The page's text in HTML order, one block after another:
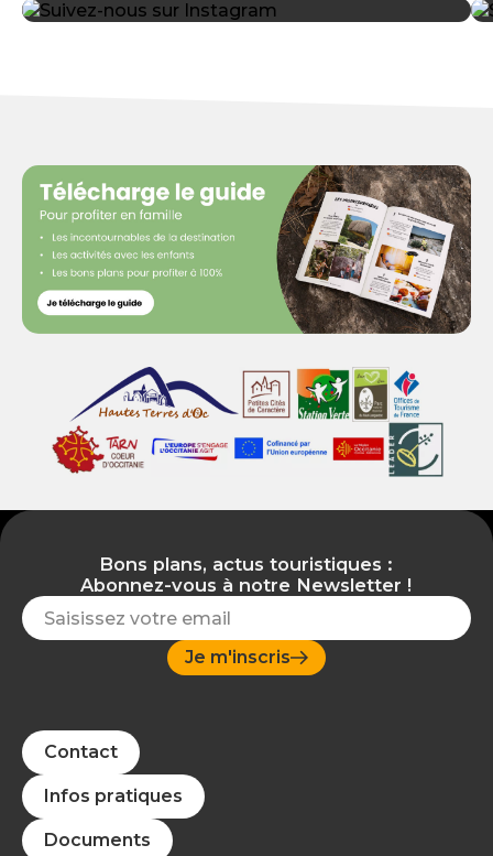
Bons plans, actus touristiques :
Abonnez-vous à notre Newsletter !
Je m'inscris
Contact
Infos pratiques
Documents